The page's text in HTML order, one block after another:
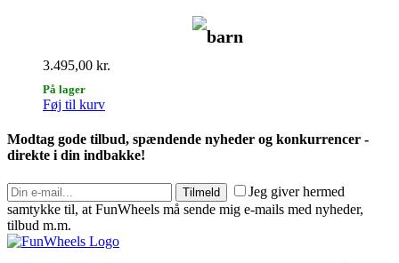
barn
3.495,00 kr.
På lager
Føj til kurv
Modtag gode tilbud, spændende nyheder og konkurrencer -
direkte i din indbakke!
Tilmeld
Jeg giver hermed
samtykke til, at FunWheels må sende mig e-mails med nyheder,
tilbud m.m.